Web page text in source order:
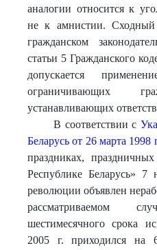
аналогии относится к
не к амнистии. Сходный
гражданском
статьи 5 Гражданского
допускается
ограничивающих
устанавливающих
В соответствии с
Беларусь от 26 марта 1998
праздниках,
Республике Беларусь» 7
революции объявлен
рассматриваемом
шестимесячного срока
2005 г. приходился на